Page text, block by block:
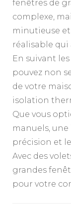
fenêtres de
complexe,
minutieuse
réalisable
En suivant
pouvez non
de votre
isolation
Que vous
manuels,
précision et
Avec des
grandes
pour votre